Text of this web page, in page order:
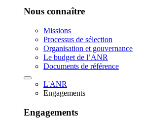
Nous connaître
Missions
Processus de sélection
Organisation et gouvernance
Le budget de l’ANR
Documents de référence
L'ANR
Engagements
Engagements